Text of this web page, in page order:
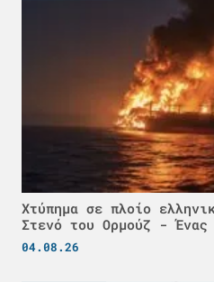
Χτύπημα σε πλοίο
Στενό του Ορμούζ - Ένας
04.08.26